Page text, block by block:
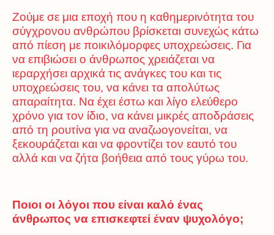
Ζούμε σε μια εποχή που η καθημερινότητα του
σύγχρονου ανθρώπου βρίσκεται συνεχώς κάτω
από πίεση με ποικιλόμορφες υποχρεώσεις. Για
να επιβιώσει ο άνθρωπος χρειάζεται να
ιεραρχήσει αρχικά τις ανάγκες του και τις
υποχρεώσεις του, να κάνει τα απολύτως
απαραίτητα. Να έχει έστω και λίγο ελεύθερο
χρόνο για τον ίδιο, να κάνει μικρές αποδράσεις
από τη ρουτίνα για να αναζωογονείται, να
ξεκουράζεται και να φροντίζει τον εαυτό του
αλλά και να ζήτα βοήθεια από τους γύρω του.
Ποιοι οι λόγοι που είναι καλό ένας
άνθρωπος να επισκεφτεί έναν ψυχολόγο;